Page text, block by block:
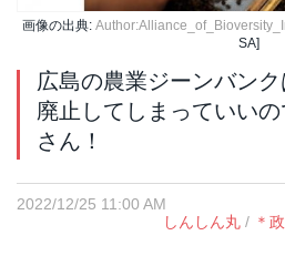
画像の出典:
SA]
広島の農業ジーンバン
廃止してしまっていい
さん！
2022/12/25 11:00 AM
しんしん丸 / ＊